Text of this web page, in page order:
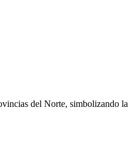
del Norte, simbolizando la